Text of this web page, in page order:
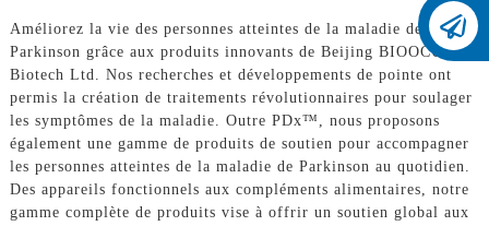
Améliorez la vie des personnes atteintes de la maladie de
Parkinson grâce aux produits innovants de Beijing BIOOCUS
Biotech Ltd. Nos recherches et développements de pointe ont
permis la création de traitements révolutionnaires pour soulager
les symptômes de la maladie. Outre PDx™, nous proposons
également une gamme de produits de soutien pour accompagner
les personnes atteintes de la maladie de Parkinson au quotidien.
Des appareils fonctionnels aux compléments alimentaires, notre
gamme complète de produits vise à offrir un soutien global aux